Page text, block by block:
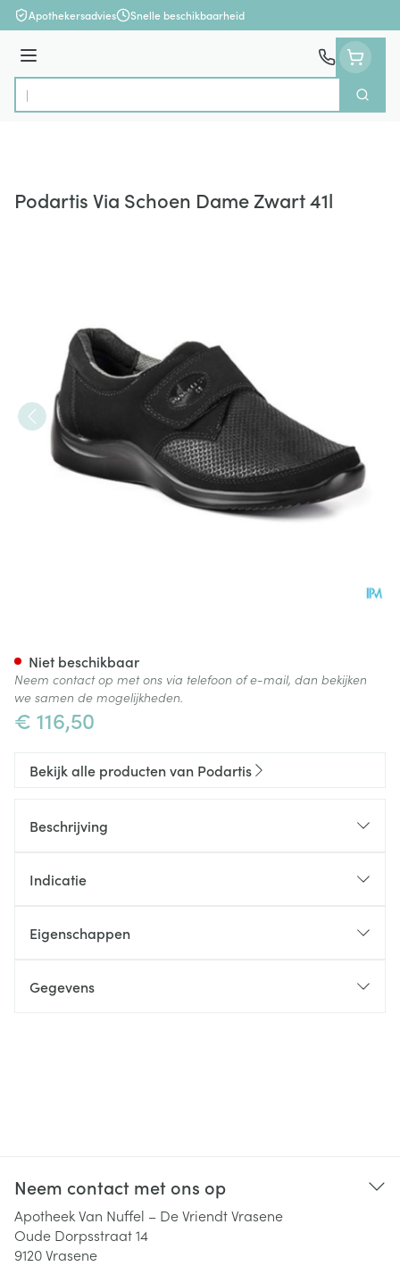
Ga naar de inhoud
Apothekersadvies Snelle beschikbaarheid
Menu
Product, merk, categorie...
Zoek
Podartis Via Schoen Dame Zwart 41l
€ 116,50
Niet beschikbaar
Neem contact op met ons via telefoon of e-mail, dan bekijken
we samen de mogelijkheden.
Bekijk alle producten van Podartis
Beschrijving
Indicatie
Eigenschappen
Gegevens
Neem contact met ons op
Apotheek Van Nuffel – De Vriendt Vrasene
Oude Dorpsstraat 14
9120Vrasene